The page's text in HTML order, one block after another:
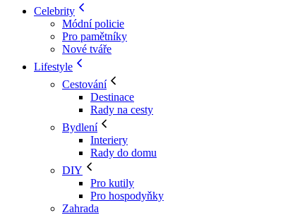
Celebrity
Módní policie
Pro pamětníky
Nové tváře
Lifestyle
Cestování
Destinace
Rady na cesty
Bydlení
Interiery
Rady do domu
DIY
Pro kutily
Pro hospodyňky
Zahrada